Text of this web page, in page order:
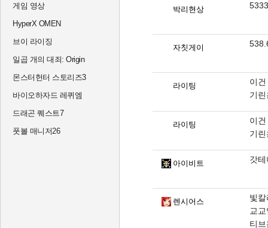
게임 영상
HyperX OMEN
브이 라이징
일곱 개의 대죄: Origin
몬스터헌터 스토리즈3
바이오하자드 레퀴엠
드래곤 퀘스트7
풋볼 매니저26
박리현상
자칫게이
라이팅
이
기
라이팅
이
기
아이비트 갓
렌시어스
빛
교
티